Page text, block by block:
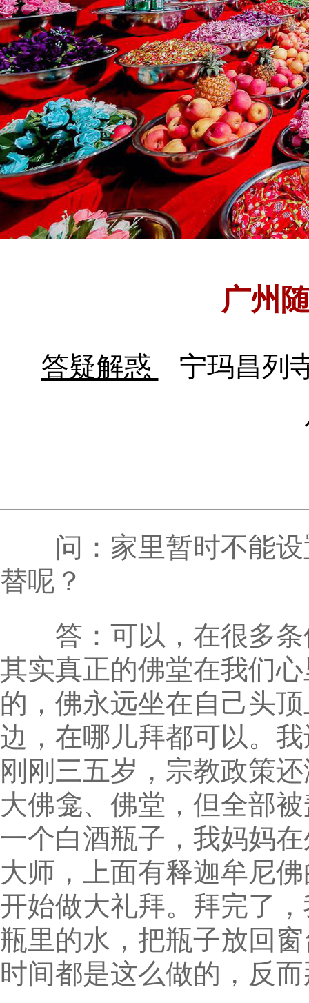
广州
答疑解惑
宁玛昌列
问：家里暂时不能设
替呢？
答：可以，在很多条
其实真正的佛堂在我们
的，佛永远坐在自己头
边，在哪儿拜都可以。
刚刚三五岁，宗教政策
大佛龛、佛堂，但全部
一个白酒瓶子，我妈妈
大师，上面有释迦牟尼
开始做大礼拜。拜完了
瓶里的水，把瓶子放回
时间都是这么做的，反